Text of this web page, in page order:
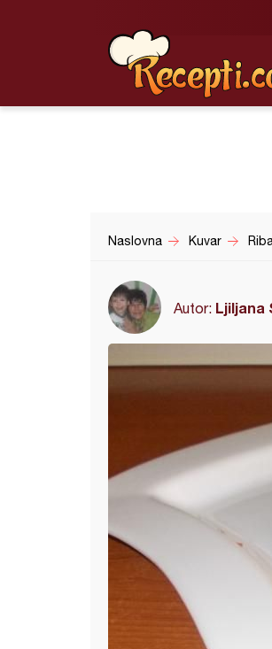
Naslovna Kuvar
Autor: Ljiljana